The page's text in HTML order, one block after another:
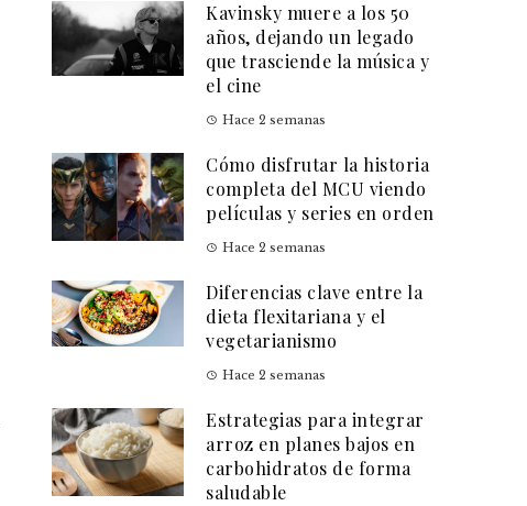
Kavinsky muere a los 50
años, dejando un legado
que trasciende la música y
el cine
Hace 2 semanas
Cómo disfrutar la historia
completa del MCU viendo
películas y series en orden
Hace 2 semanas
Diferencias clave entre la
dieta flexitariana y el
vegetarianismo
Hace 2 semanas
Estrategias para integrar
arroz en planes bajos en
carbohidratos de forma
saludable